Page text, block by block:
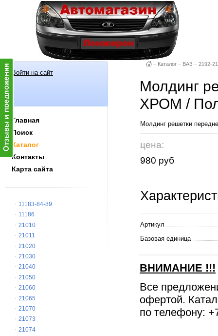
Войти на сайт
Главная
Поиск
Каталог
Контакты
Карта сайта
11183-84-89
11186
21010
21011
21020
21030
21040
21050
21060
21065
21070
21073
21074
– Каталог – ВАЗ – 2192-
Молдинг
ХРОМ /
Молдинг решетки
цена:
980 руб
Артикул
Базовая единица
ВНИМАНИЕ !!!
Все
офертой.
по телефону: